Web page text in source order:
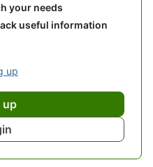
your needs
useful information
up
up